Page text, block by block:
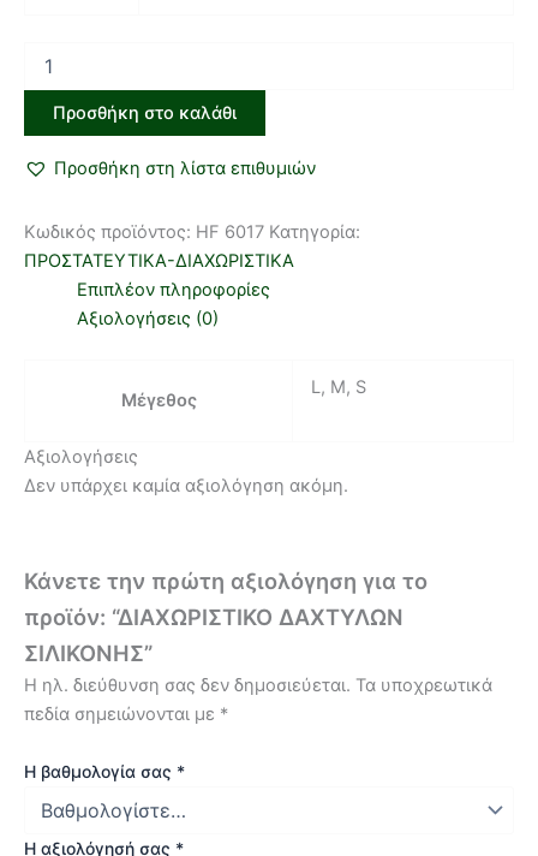
Προσθήκη στο καλάθι
Προσθήκη στη λίστα επιθυμιών
Κωδικός προϊόντος: HF 6017 Κατηγορία:
ΠΡΟΣΤΑΤΕΥΤΙΚΑ-ΔΙΑΧΩΡΙΣΤΙΚΑ
Επιπλέον πληροφορίες
Αξιολογήσεις (0)
Μέγεθος
L, M, S
Αξιολογήσεις
Δεν υπάρχει καμία αξιολόγηση ακόμη.
Κάνετε την πρώτη αξιολόγηση για το
προϊόν: “ΔΙΑΧΩΡΙΣΤΙΚΟ ΔΑΧΤΥΛΩΝ
ΣΙΛΙΚΟΝΗΣ”
Η ηλ. διεύθυνση σας δεν δημοσιεύεται. Τα υποχρεωτικά
πεδία σημειώνονται με *
Η βαθμολογία σας *
Η αξιολόγησή σας *